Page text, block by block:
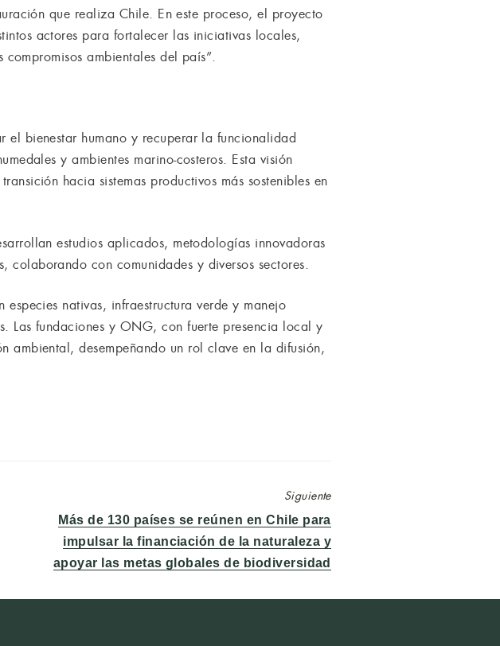
que realiza Chile. En este proceso, el proyecto
actores para fortalecer las iniciativas locales,
ambientales del país”.
el bienestar humano y recuperar la funcionalidad
y ambientes marino-costeros. Esta visión
hacia sistemas productivos más sostenibles en
estudios aplicados, metodologías innovadoras
colaborando con comunidades y diversos sectores.
nativas, infraestructura verde y manejo
Las fundaciones y ONG, con fuerte presencia local y
ambiental, desempeñando un rol clave en la difusión,
Siguiente
Entrada
siguiente:
Más de 130 países se reúnen en Chile para
impulsar la financiación de la naturaleza y
apoyar las metas globales de biodiversidad